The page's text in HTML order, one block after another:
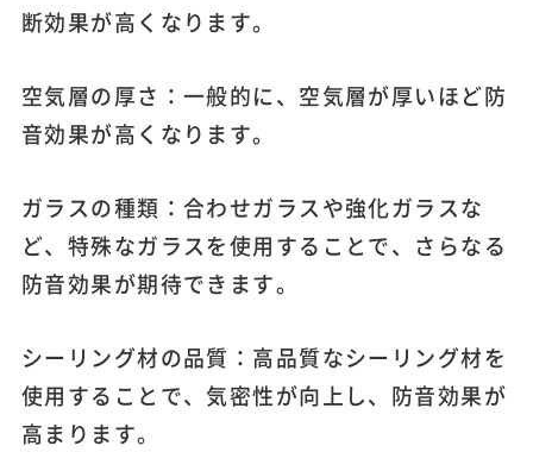
断効果が高くなります。
空気層の厚さ：一般的に、空気層が厚いほど防
音効果が高くなります。
ガラスの種類：合わせガラスや強化ガラスな
ど、特殊なガラスを使用することで、さらなる
防音効果が期待できます。
シーリング材の品質：高品質なシーリング材を
使用することで、気密性が向上し、防音効果が
高まります。